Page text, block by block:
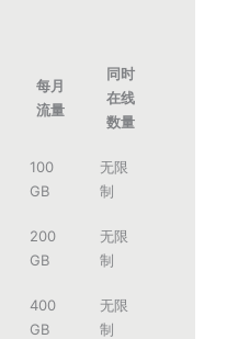
每月
流量
同时
在线
数量
100
GB
无限
制
200
GB
无限
制
400
GB
无限
制